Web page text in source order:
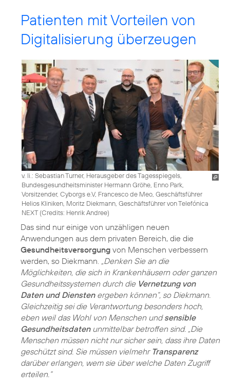
Patienten mit Vorteilen von
Digitalisierung überzeugen
v. li.: Sebastian Turner, Herausgeber des Tagesspiegels,
Bundesgesundheitsminister Hermann Gröhe, Enno Park,
Vorsitzender, Cyborgs e.V, Francesco de Meo, Geschäftsführer
Helios Kliniken, Moritz Diekmann, Geschäftsführer von Telefónica
NEXT (Credits: Henrik Andree)
Das sind nur einige von unzähligen neuen
Anwendungen aus dem privaten Bereich, die die
Gesundheitsversorgung von Menschen verbessern
werden, so Diekmann. „Denken Sie an die
Möglichkeiten, die sich in Krankenhäusern oder ganzen
Gesundheitssystemen durch die Vernetzung von
Daten und Dienstenergeben können“, so Diekmann.
Gleichzeitig sei die Verantwortung besonders hoch,
eben weil das Wohl von Menschen undsensible
Gesundheitsdatenunmittelbar betroffen sind. „Die
Menschen müssen nicht nur sicher sein, dass ihre Daten
geschützt sind. Sie müssen vielmehr Transparenz
darüber erlangen, wem sie über welche Daten Zugriff
erteilen.“